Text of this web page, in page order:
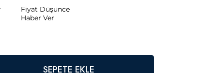
Fiyat Düşünce
Haber Ver